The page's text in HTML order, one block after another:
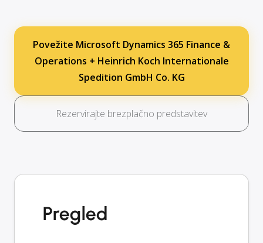
Povežite Microsoft Dynamics 365 Finance &
Operations + Heinrich Koch Internationale
Spedition GmbH Co. KG
Rezervirajte brezplačno predstavitev
Pregled